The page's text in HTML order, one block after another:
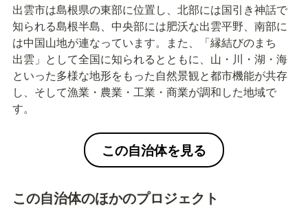
出雲市は島根県の東部に位置し、北部には国引き神話で
知られる島根半島、中央部には肥沃な出雲平野、南部に
は中国山地が連なっています。また、「縁結びのまち
出雲」として全国に知られるとともに、山・川・湖・海
といった多様な地形をもった自然景観と都市機能が共存
し、そして漁業・農業・工業・商業が調和した地域で
す。
この自治体を見る
この自治体のほかのプロジェクト